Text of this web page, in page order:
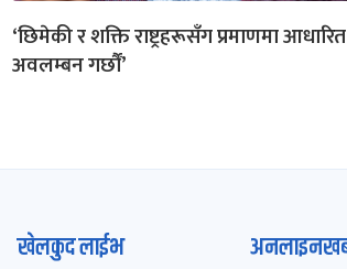
‘छिमेकी र शक्ति राष्ट्रहरूसँग प्रमाणमा
अवलम्बन गर्छौं’
खेलकुद लाईभ